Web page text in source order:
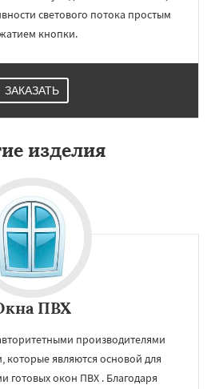
светового потока простым
кнопки.
ЗАКАЗАТЬ
изделия
ПВХ
производителями
которые являются основой для
готовых окон ПВХ . Благодаря